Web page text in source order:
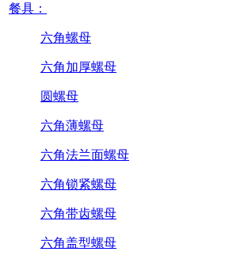
餐具：
六角螺母
六角加厚螺母
圆螺母
六角薄螺母
六角法兰面螺母
六角锁紧螺母
六角带齿螺母
六角盖型螺母